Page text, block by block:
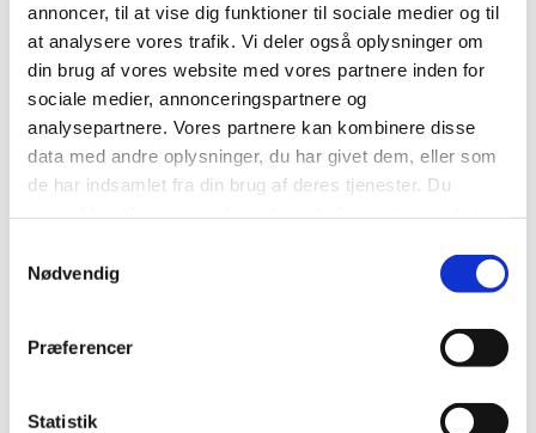
annoncer, til at vise dig funktioner til sociale medier og til
at analysere vores trafik. Vi deler også oplysninger om
din brug af vores website med vores partnere inden for
sociale medier, annonceringspartnere og
analysepartnere. Vores partnere kan kombinere disse
data med andre oplysninger, du har givet dem, eller som
de har indsamlet fra din brug af deres tjenester. Du
Nødvendig
Præferencer
Statistik
Så kom med i et trygt fællesskab i AA (Anonyme
Alkoholikere), hvor vi deler erfaring, styrke og håb og
støtter hinanden i at være ædru.
Det er gratis at deltage og der er gratis parkering ved
døren og adgang for kørestole.
medafhængige og andre, der har brug for det. Der er